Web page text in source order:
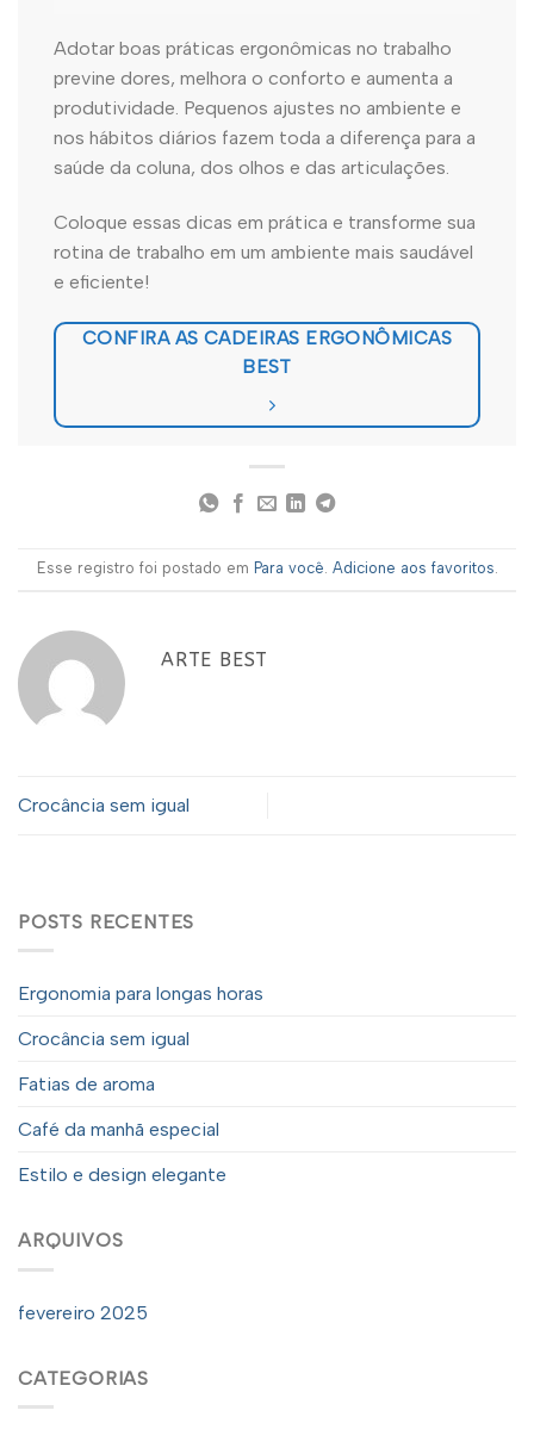
Adotar boas práticas ergonômicas no trabalho
previne dores, melhora o conforto e aumenta a
produtividade. Pequenos ajustes no ambiente e
nos hábitos diários fazem toda a diferença para a
saúde da coluna, dos olhos e das articulações.
Coloque essas dicas em prática e transforme sua
rotina de trabalho em um ambiente mais saudável
e eficiente!
CONFIRA AS CADEIRAS ERGONÔMICAS
BEST
Esse registro foi postado em Para você. Adicione aos favoritos.
ARTE BEST
Crocância sem igual
POSTS RECENTES
Ergonomia para longas horas
Crocância sem igual
Fatias de aroma
Café da manhã especial
Estilo e design elegante
ARQUIVOS
fevereiro 2025
CATEGORIAS